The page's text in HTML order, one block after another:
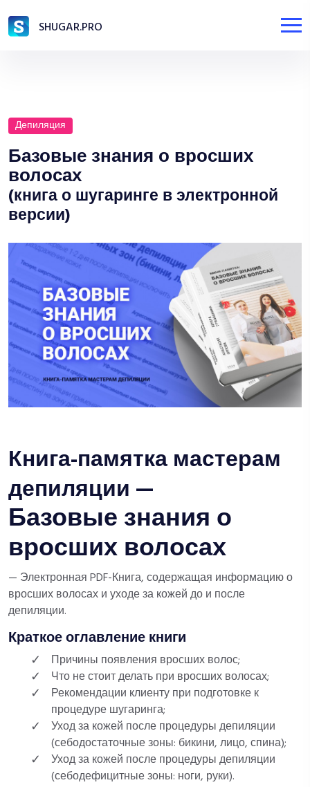
SHUGAR.PRO
Депиляция
Базовые знания о вросших
волосах
(книга о шугаринге в электронной
версии)
Книга-памятка мастерам
депиляции —
Базовые знания о
вросших волосах
— Электронная PDF-Книга, содержащая информацию о
вросших волосах и уходе за кожей до и после
депиляции.
Краткое оглавление книги
Причины появления вросших волос;
Что не стоит делать при вросших волосах;
Рекомендации клиенту при подготовке к
процедуре шугаринга;
Уход за кожей после процедуры депиляции
(себодостаточные зоны: бикини, лицо, спина);
Уход за кожей после процедуры депиляции
(себодефицитные зоны: ноги, руки).